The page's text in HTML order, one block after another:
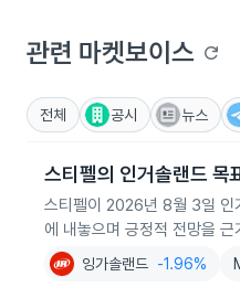
관련 마켓보이스 refresh
전체 공시 뉴스
스티펠의 인거솔랜드 목
스티펠이 2026년 8월 3일 인
에 내놓으며 긍정적 전망을
잉가솔랜드 -1.96%